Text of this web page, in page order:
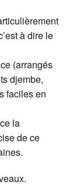
à dire le
(arrangés
djembe,
faciles en
la
de ce